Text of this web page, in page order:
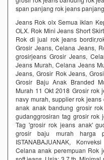
span panjang rok jeans
Jeans Rok olx Semua iklan
OLX. Rok Mini Jeans Short
Rok di jual rok jeans
Grosir Jeans, Celana Jeans,
grosirjeans Grosir Jeans,
Jeans Murah, Celana Jeans
Jeans, Grosir Rok Jeans,
Grosir Baju Anak Branded
Murah 11 Okt 2018 Grosir rok
navy murah, supplier rok
anak anak bandung grosir
gudanggrosiran tag grosir rok
Tag 'grosir rok jeans anak'
grosir baju murah harga
ISTANABAJUANAK,
Celana anak perempuan Rok